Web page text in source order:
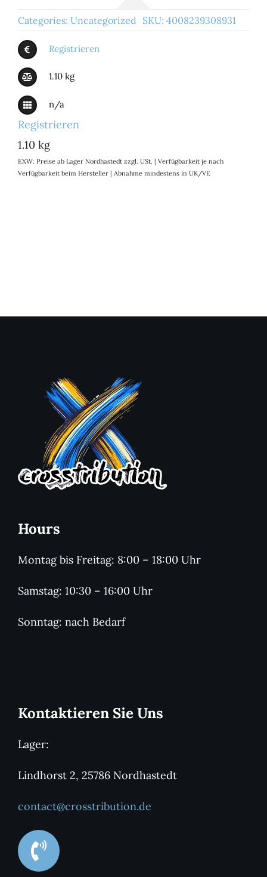
Categories: Uncategorized SKU: 4008239308931
Registrieren
1.10 kg
n/a
Registrieren
1.10 kg
EXW: Preise ab Lager Nordhastedt zzgl. USt. | Verfügbarkeit je nach
Verfügbarkeit beim Hersteller | Abnahme mindestens in UK/VE
Hours
Montag bis Freitag: 8:00 – 18:00 Uhr
Samstag: 10:30 – 16:00 Uhr
Sonntag: nach Bedarf
Kontaktieren Sie Uns
Lager:
Lindhorst 2, 25786 Nordhastedt
contact@crosstribution.de